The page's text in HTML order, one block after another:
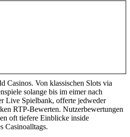
Casinos. Von klassischen Slots via
solange bis im eimer nach
Live Spielbank, offerte jedweder
RTP-Bewerten. Nutzerbewertungen
oft tiefere Einblicke inside
Casinoalltags.